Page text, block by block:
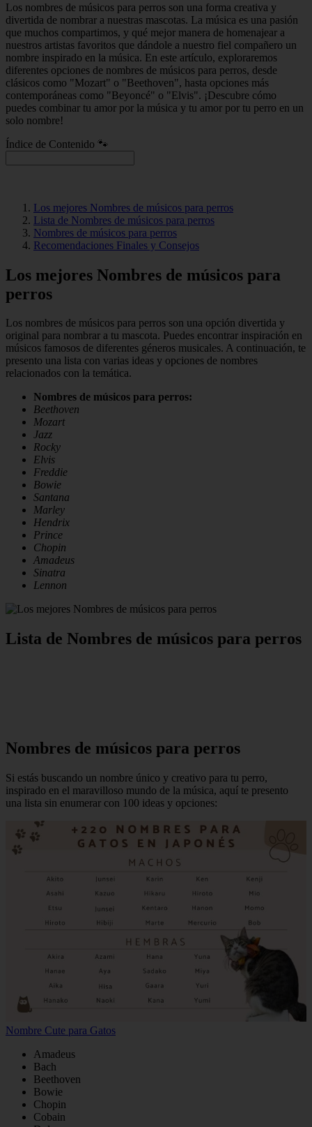
Los nombres de músicos para perros son una forma creativa y
divertida de nombrar a nuestras mascotas. La música es una pasión
que muchos compartimos, y qué mejor manera de homenajear a
nuestros artistas favoritos que dándole a nuestro fiel compañero un
nombre inspirado en la música. En este artículo, exploraremos
diferentes opciones de nombres de músicos para perros, desde
clásicos como "Mozart" o "Beethoven", hasta opciones más
contemporáneas como "Beyoncé" o "Elvis". ¡Descubre cómo
puedes combinar tu amor por la música y tu amor por tu perro en un
solo nombre!
Índice de Contenido 🐾
Los mejores Nombres de músicos para perros
Lista de Nombres de músicos para perros
Nombres de músicos para perros
Recomendaciones Finales y Consejos
Los mejores Nombres de músicos para
perros
Los nombres de músicos para perros son una opción divertida y
original para nombrar a tu mascota. Puedes encontrar inspiración en
músicos famosos de diferentes géneros musicales. A continuación, te
presento una lista con varias ideas y opciones de nombres
relacionados con la temática.
Nombres de músicos para perros:
Beethoven
Mozart
Jazz
Rocky
Elvis
Freddie
Bowie
Santana
Marley
Hendrix
Prince
Chopin
Amadeus
Sinatra
Lennon
Lista de Nombres de músicos para perros
Nombres de músicos para perros
Si estás buscando un nombre único y creativo para tu perro,
inspirado en el maravilloso mundo de la música, aquí te presento
una lista sin enumerar con 100 ideas y opciones:
Nombre Cute para Gatos
Amadeus
Bach
Beethoven
Bowie
Chopin
Cobain